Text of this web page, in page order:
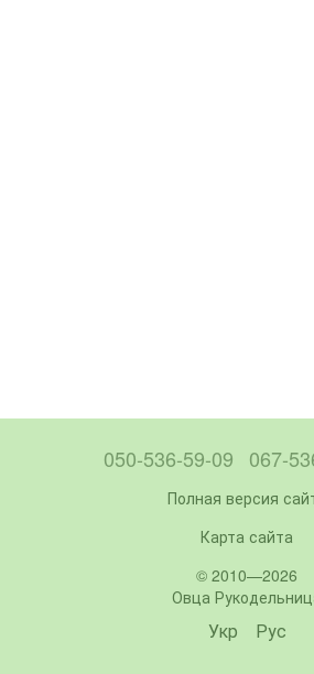
050-536-59-09 067-
Полная версия
Карта сайта
© 2010—2026
Овца
Укр Рус